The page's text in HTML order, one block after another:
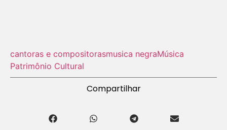
cantoras e compositorasmusica negraMúsica
Patrimônio Cultural
Compartilhar